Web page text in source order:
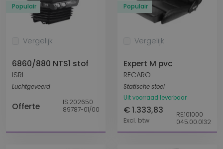
Populair
Vergelijk
6860/880 NTS1 stof
ISRI
Luchtgeveerd
Offerte
IS.202650
89787-01/00
Populair
Vergelijk
Expert M pvc
RECARO
Statische stoel
Uit voorraad leverbaar
€ 1.333,83
Excl. btw
RE.101000
045.00.0132